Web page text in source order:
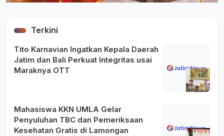
Terkini
Tito Karnavian Ingatkan Kepala Daerah
Jatim dan Bali Perkuat Integritas usai
Maraknya OTT
Mahasiswa KKN UMLA Gelar
Penyuluhan TBC dan Pemeriksaan
Kesehatan Gratis di Lamongan